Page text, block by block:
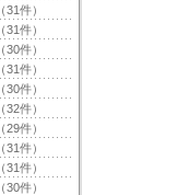
（31件）
（31件）
（30件）
（31件）
（30件）
（32件）
（29件）
（31件）
（31件）
（30件）